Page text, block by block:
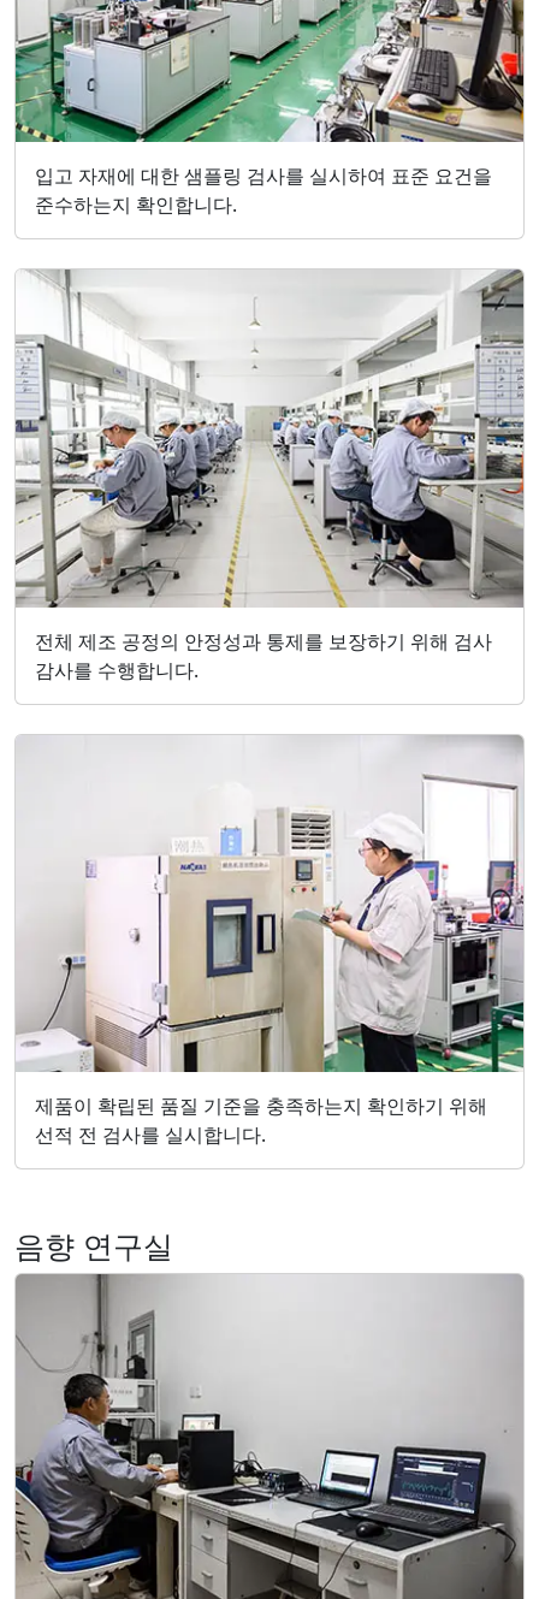
입고 자재에 대한 샘플링 검사를 실시하여 표준 요건을
준수하는지 확인합니다.
전체 제조 공정의 안정성과 통제를 보장하기 위해 검사
감사를 수행합니다.
제품이 확립된 품질 기준을 충족하는지 확인하기 위해
선적 전 검사를 실시합니다.
음향 연구실